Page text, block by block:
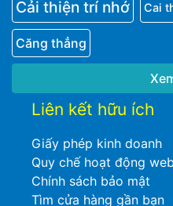
Cải thiện trí nhớ Cai
Căng thẳng
Liên kết hữu ích
Giấy phép kinh doanh
Quy chế hoạt động
Chính sách bảo mật
Tìm cửa hàng gần bạn